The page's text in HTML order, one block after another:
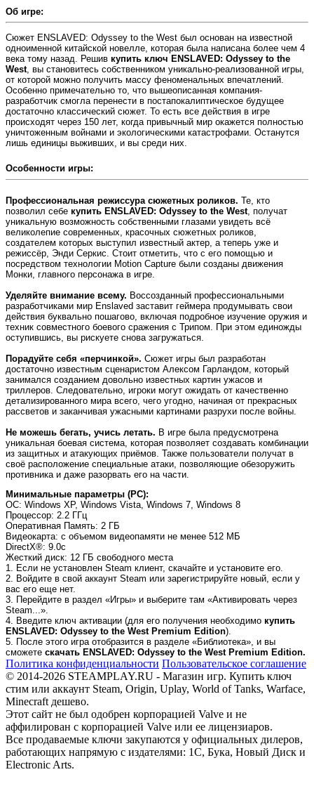
Об игре:
Сюжет ENSLAVED: Odyssey to the West был основан на известной
одноименной китайской новелле, которая была написана более чем 4
века тому назад. Решив купить ключ ENSLAVED: Odyssey to the
West, вы становитесь собственником уникально-реализованной игры,
от которой можно получить массу феноменальных впечатлений.
Особенно примечательно то, что вышеописанная компания-
разработчик смогла перенести в постапокалиптическое будущее
достаточно классический сюжет. То есть все действия в игре
происходят через 150 лет, когда привычный мир окажется полностью
уничтоженным войнами и экологическими катастрофами. Останутся
лишь единицы выживших, и вы среди них.
Особенности игры:
Профессиональная режиссура сюжетных роликов. Те, кто
позволил себе купить ENSLAVED: Odyssey to the West, получат
уникальную возможность собственными глазами увидеть всё
великолепие современных, красочных сюжетных роликов,
создателем которых выступил известный актер, а теперь уже и
режиссёр, Энди Серкис. Стоит отметить, что с его помощью и
посредством технологии Motion Capture были созданы движения
Монки, главного персонажа в игре.
Уделяйте внимание всему. Воссозданный профессиональными
разработчиками мир Enslaved заставит геймера продумывать свои
действия буквально пошагово, включая подробное изучение оружия и
техник совместного боевого сражения с Трипом. При этом единожды
оступившись, вы рискуете снова загружаться.
Порадуйте себя «перчинкой». Сюжет игры был разработан
достаточно известным сценаристом Алексом Гарландом, который
занимался созданием довольно известных картин ужасов и
триллеров. Следовательно, игроки могут ожидать от качественно
детализированного мира всего, чего угодно, начиная от прекрасных
рассветов и заканчивая ужасными картинами разрухи после войны.
Не можешь бегать, учись летать. В игре была предусмотрена
уникальная боевая система, которая позволяет создавать комбинации
из защитных и атакующих приёмов. Также пользователи получат в
своё расположение специальные атаки, позволяющие обезоружить
противника и даже разорвать его на части.
Минимальные параметры (PC):
OC: Windows XP, Windows Vista, Windows 7, Windows 8
Процессор: 2.2 ГГц
Оперативная Память: 2 ГБ
Видеокарта: с объемом видеопамяти не менее 512 МБ
DirectX®: 9.0c
Жесткий диск: 12 ГБ свободного места
1. Если не установлен Steam клиент, скачайте и установите его.
2. Войдите в свой аккаунт Steam или зарегистрируйте новый, если у
вас его еще нет.
3. Перейдите в раздел «Игры» и выберите там «Активировать через
Steam...».
4. Введите ключ активации (для его получения необходимо купить
ENSLAVED: Odyssey to the West Premium Edition).
5. После этого игра отобразится в разделе «Библиотека», и вы
сможете скачать ENSLAVED: Odyssey to the West Premium Edition.
Политика конфиденциальности Пользовательское соглашение
© 2014-2026 STEAMPLAY.RU - Магазин игр. Купить ключ
стим или аккаунт Steam, Origin, Uplay, World of Tanks, Warface,
Minecraft дешево.
Этот сайт не был одобрен корпорацией Valve и не
аффилирован с корпорацией Valve или ее лицензиаров.
Все продаваемые ключи закупаются у официальных дилеров,
работающих напрямую с издателями: 1С, Бука, Новый Диск и
Electronic Arts.